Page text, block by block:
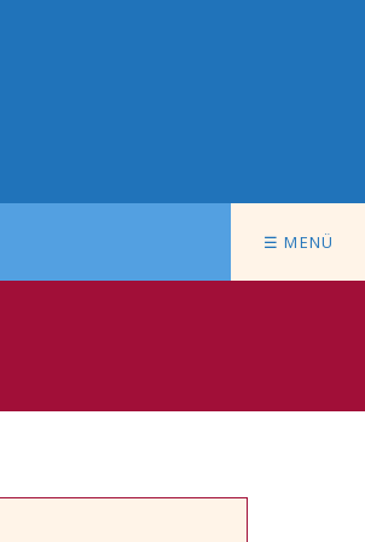
☰ MENÜ